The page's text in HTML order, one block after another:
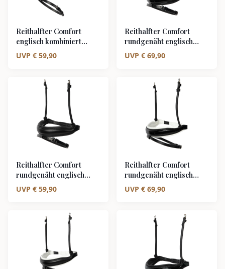
Reithalfter Comfort
englisch kombiniert
schwarz/silber weiß
unterlegt matt
UVP € 59,90
Reithalfter Comfort
rundgenäht englisch
kombiniert
schwarz/silber schwarz
UVP € 69,90
Reithalfter Comfort
rundgenäht englisch
kombiniert
schwarz/silber schwarz
UVP € 59,90
Reithalfter Comfort
rundgenäht englisch
kombiniert
schwarz/silber weiß
UVP € 69,90